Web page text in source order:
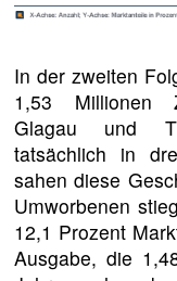
In der zweiten
1,53 Millionen
Glagau und
tatsächlich in
sahen diese
Umworbenen
12,1 Prozent
Ausgabe, die